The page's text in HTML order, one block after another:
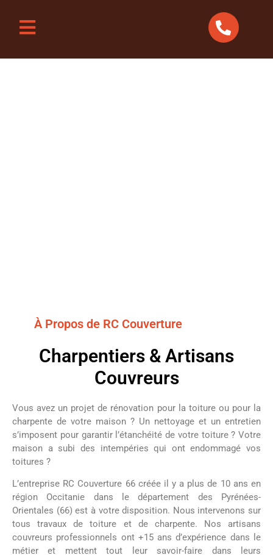
À Propos de RC Couverture
Charpentiers & Artisans
Couvreurs
Vous avez un projet de rénovation pour la toiture ou pour la
charpente de votre maison ? Un nettoyage et un entretien
s’imposent pour garantir l’étanchéité de votre toiture ? Votre
maison a subi des intempéries qui ont endommagé vos
toitures ?
L’entreprise RC Couverture 66 créée il y a plus de 10 ans en
région Occitanie dans le département des Pyrénées-
Orientales (66) est à votre disposition. Nous intervenons sur
tous travaux de toiture et de charpente. Nos artisans
couvreurs professionnels ont +15 ans d’expérience dans le
métier et mettent tout leur savoir-faire dans leurs